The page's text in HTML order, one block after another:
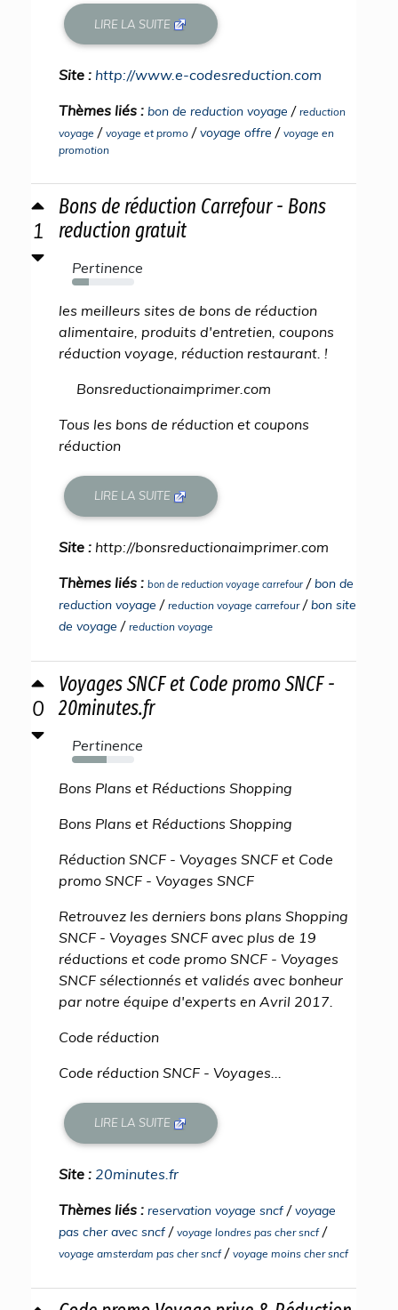
LIRE LA SUITE
Site : http://www.e-codesreduction.com
Thèmes liés : bon de reduction voyage / reduction
voyage / voyage et promo /voyage offre / voyage en
promotion
1
Bons de réduction Carrefour - Bons
reduction gratuit
Pertinence
27%
les meilleurs sites de bons de réduction
alimentaire, produits d'entretien, coupons
réduction voyage, réduction restaurant. !
Bonsreductionaimprimer.com
Tous les bons de réduction et coupons
réduction
LIRE LA SUITE
Site : http://bonsreductionaimprimer.com
Thèmes liés : bon de reduction voyage carrefour /bon de
reduction voyage / reduction voyage carrefour/bon site
de voyage / reduction voyage
0
Voyages SNCF et Code promo SNCF -
20minutes.fr
Pertinence
56%
Bons Plans et Réductions Shopping
Bons Plans et Réductions Shopping
Réduction SNCF - Voyages SNCF et Code
promo SNCF - Voyages SNCF
Retrouvez les derniers bons plans Shopping
SNCF - Voyages SNCF avec plus de 19
réductions et code promo SNCF - Voyages
SNCF sélectionnés et validés avec bonheur
par notre équipe d'experts en Avril 2017.
Code réduction
Code réduction SNCF - Voyages...
LIRE LA SUITE
Site : 20minutes.fr
Thèmes liés : reservation voyage sncf /voyage
pas cher avec sncf / voyage londres pas cher sncf/
voyage amsterdam pas cher sncf/ voyage moins cher sncf